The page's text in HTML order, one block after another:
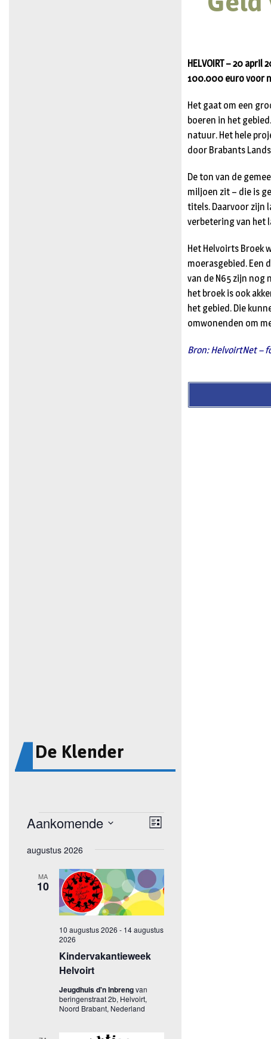
De Klender
HELVOIRT – 20
100.000 euro voor
Het gaat om een
boeren in het
natuur. Het hele
door Brabants
De ton van de
miljoen zit – die is
titels. Daarvoor zijn
verbetering van het
Het Helvoirts Broek
moerasgebied. Een
van de N65 zijn nog
het broek is ook
het gebied. Die
omwonenden om
Bron: HelvoirtNet –